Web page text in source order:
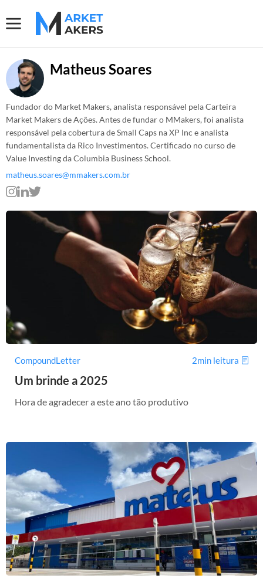
Matheus Soares
Fundador do Market Makers, analista responsável pela Carteira
Market Makers de Ações. Antes de fundar o MMakers, foi analista
responsável pela cobertura de Small Caps na XP Inc e analista
fundamentalista da Rico Investimentos. Certificado no curso de
Value Investing da Columbia Business School.
matheus.soares@mmakers.com.br
CompoundLetter 2min leitura
Um brinde a 2025
Hora de agradecer a este ano tão produtivo